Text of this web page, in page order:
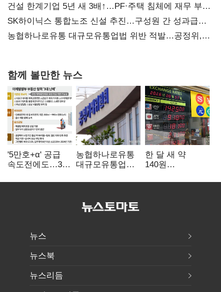
건설 한계기업 5년 새 3배↑…PF·주택 침체에 재무 부담
확대
SK하이닉스 통합노조 신설 추진…구성원 간 성과급
불만 확산
농협하나로유통 대규모유통업법 위반 적발…공정위,
함께 볼만한 뉴스
'5만호+α' 공급
속도전에도…3대
농협하나로유통
대규모유통업법
공정위, 과징금
부과
한 달 새 약
140원
엔저'에 원화
뉴스
뉴스북
뉴스리듬